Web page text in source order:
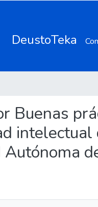
DeustoTeka
Buenas
Autónoma